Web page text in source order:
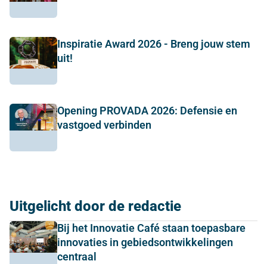
Inspiratie Award 2026 - Breng jouw stem
uit!
Opening PROVADA 2026: Defensie en
vastgoed verbinden
Uitgelicht door de redactie
Bij het Innovatie Café staan toepasbare
innovaties in gebiedsontwikkelingen
centraal